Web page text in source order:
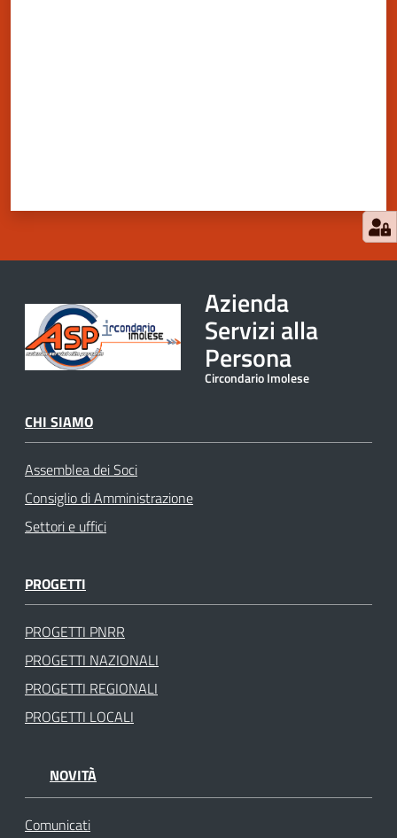
Azienda
Servizi alla
Persona
Circondario Imolese
CHI SIAMO
Assemblea dei Soci
Consiglio di Amministrazione
Settori e uffici
PROGETTI
PROGETTI PNRR
PROGETTI NAZIONALI
PROGETTI REGIONALI
PROGETTI LOCALI
NOVITÀ
Comunicati